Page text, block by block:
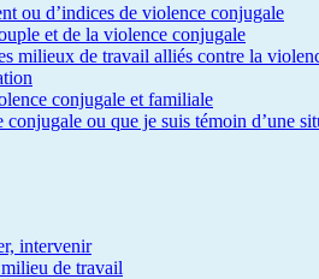
ou d’indices de violence conjugale
et de la violence conjugale
milieux de travail alliés contre la
conjugale et familiale
ou que je suis témoin d’une
intervenir
de travail